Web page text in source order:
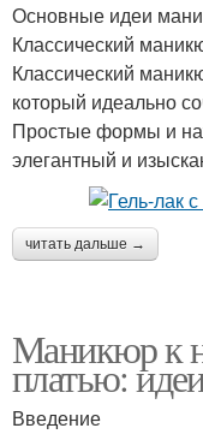
Основные идеи
Классический
Классический
который идеально
Простые формы и
элегантный и
читать дальше →
Маникюр к
платью:
Введение